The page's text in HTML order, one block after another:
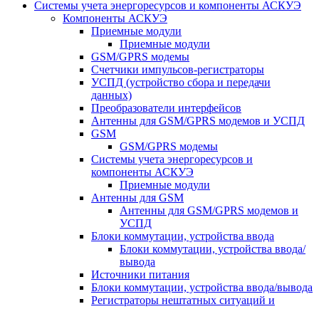
Системы учета энергоресурсов и компоненты АСКУЭ
Компоненты АСКУЭ
Приемные модули
Приемные модули
GSM/GPRS модемы
Счетчики импульсов-регистраторы
УСПД (устройство сбора и передачи
данных)
Преобразователи интерфейсов
Антенны для GSM/GPRS модемов и УСПД
GSM
GSM/GPRS модемы
Системы учета энергоресурсов и
компоненты АСКУЭ
Приемные модули
Антенны для GSM
Антенны для GSM/GPRS модемов и
УСПД
Блоки коммутации, устройства ввода
Блоки коммутации, устройства ввода/
вывода
Источники питания
Блоки коммутации, устройства ввода/вывода
Регистраторы нештатных ситуаций и